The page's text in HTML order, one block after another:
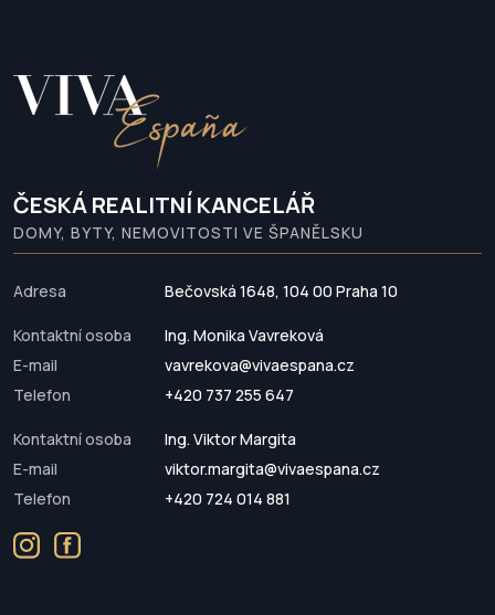
ČESKÁ REALITNÍ KANCELÁŘ
DOMY, BYTY, NEMOVITOSTI VE ŠPANĚLSKU
Adresa Bečovská 1648, 104 00 Praha 10
Kontaktní osoba
Ing. Monika Vavreková
E-mail
vavrekova@vivaespana.cz
Telefon
+420 737 255 647
Kontaktní osoba
Ing. Viktor Margita
E-mail
viktor.margita@vivaespana.cz
Telefon
+420 724 014 881